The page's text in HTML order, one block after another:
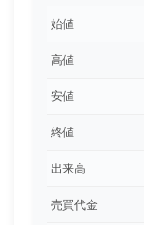
始値
高値
安値
終値
出来高
売買代金